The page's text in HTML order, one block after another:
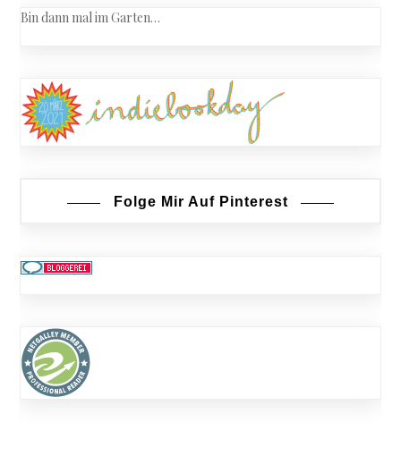
Bin dann mal im Garten…
Folge Mir Auf Pinterest